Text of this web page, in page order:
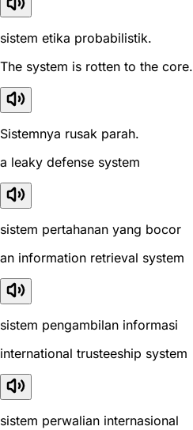
sistem etika probabilistik.
The system is rotten to the core.
Sistemnya rusak parah.
a leaky defense system
sistem pertahanan yang bocor
an information retrieval system
sistem pengambilan informasi
international trusteeship system
sistem perwalian internasional